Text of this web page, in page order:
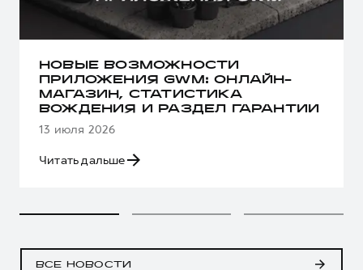
НОВЫЕ ВОЗМОЖНОСТИ
ПРИЛОЖЕНИЯ GWM: ОНЛАЙН-
МАГАЗИН, СТАТИСТИКА
ВОЖДЕНИЯ И РАЗДЕЛ ГАРАНТИИ
13 июля 2026
Читать дальше
ВСЕ НОВОСТИ